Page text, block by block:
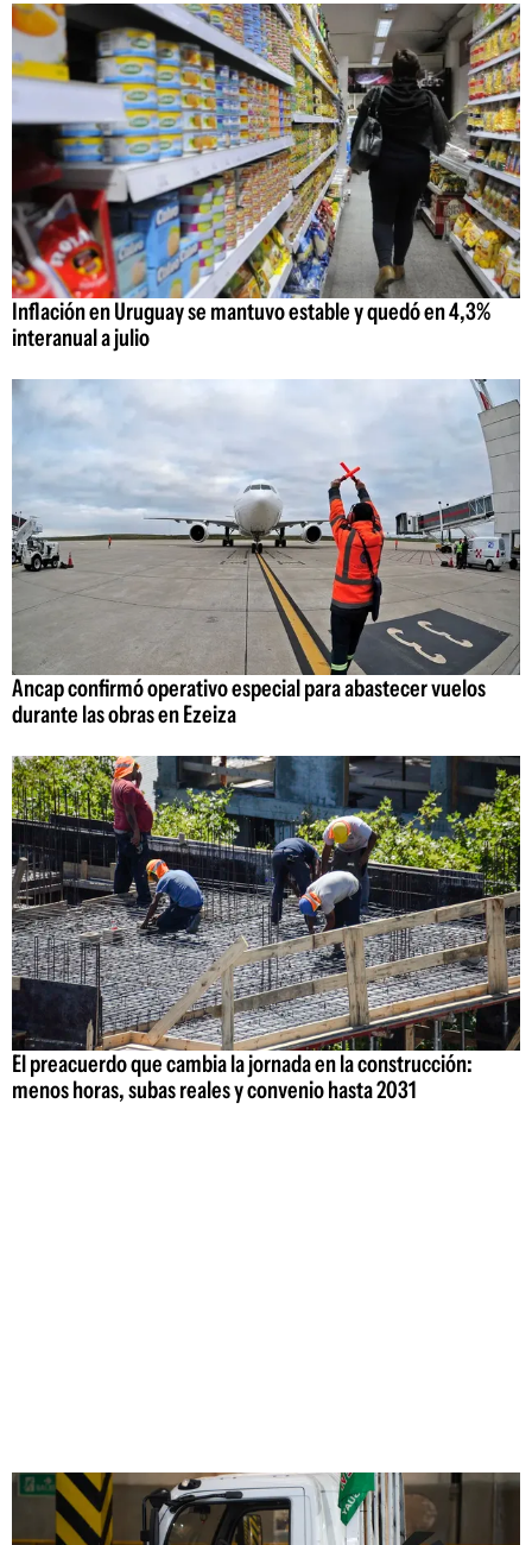
Inflación en Uruguay se mantuvo estable y quedó en 4,3%
interanual a julio
Ancap confirmó operativo especial para abastecer vuelos
durante las obras en Ezeiza
El preacuerdo que cambia la jornada en la construcción:
menos horas, subas reales y convenio hasta 2031